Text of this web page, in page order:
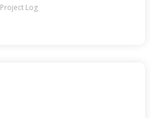
Project Log